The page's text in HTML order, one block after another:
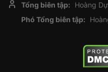
Tổng biên tập:
Hoàng Dự
Phó Tổng biên tập: